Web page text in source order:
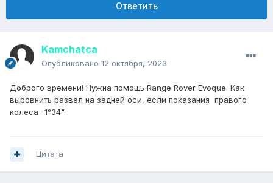
Ответить
Kamchatca
Опубликовано 12 октября, 2023
Доброго времени! Нужна помощь Range Rover Evoque. Как
выровнить развал на задней оси, если показания правого
колеса -1°34".
Цитата